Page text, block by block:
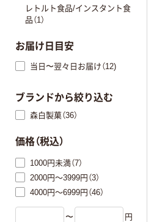
レトルト食品/インスタント食
品（1）
お届け日目安
当日〜翌々日お届け（12)
ブランドから絞り込む
森白製菓（36）
価格（税込）
1000円未満（7）
2000円～3999円（3）
4000円～6999円（46）
〜 円